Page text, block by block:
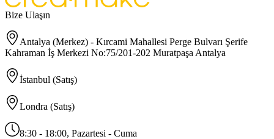
Bize Ulaşın
Antalya (Merkez) - Kırcami Mahallesi Perge Bulvarı Şerife
Kahraman İş Merkezi No:75/201-202 Muratpaşa Antalya
İstanbul (Satış)
Londra (Satış)
8:30 - 18:00, Pazartesi - Cuma